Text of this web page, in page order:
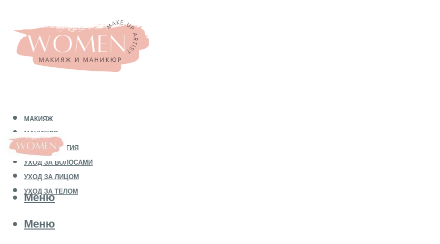
МАКИЯЖ
МАНИКЮР
КОСМЕТОЛОГИЯ
УХОД ЗА ВОЛОСАМИ
УХОД ЗА ЛИЦОМ
УХОД ЗА ТЕЛОМ
Меню
Меню